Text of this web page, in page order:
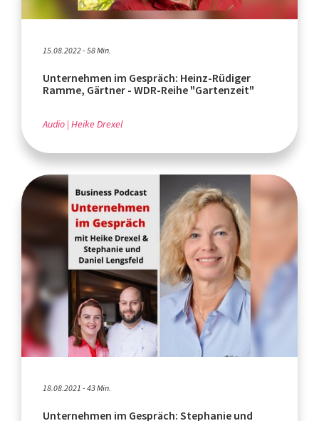
15.08.2022 - 58 Min.
Unternehmen im Gespräch: Heinz-Rüdiger
Ramme, Gärtner - WDR-Reihe "Gartenzeit"
Audio Heike Drexel
18.08.2021 - 43 Min.
Unternehmen im Gespräch: Stephanie und